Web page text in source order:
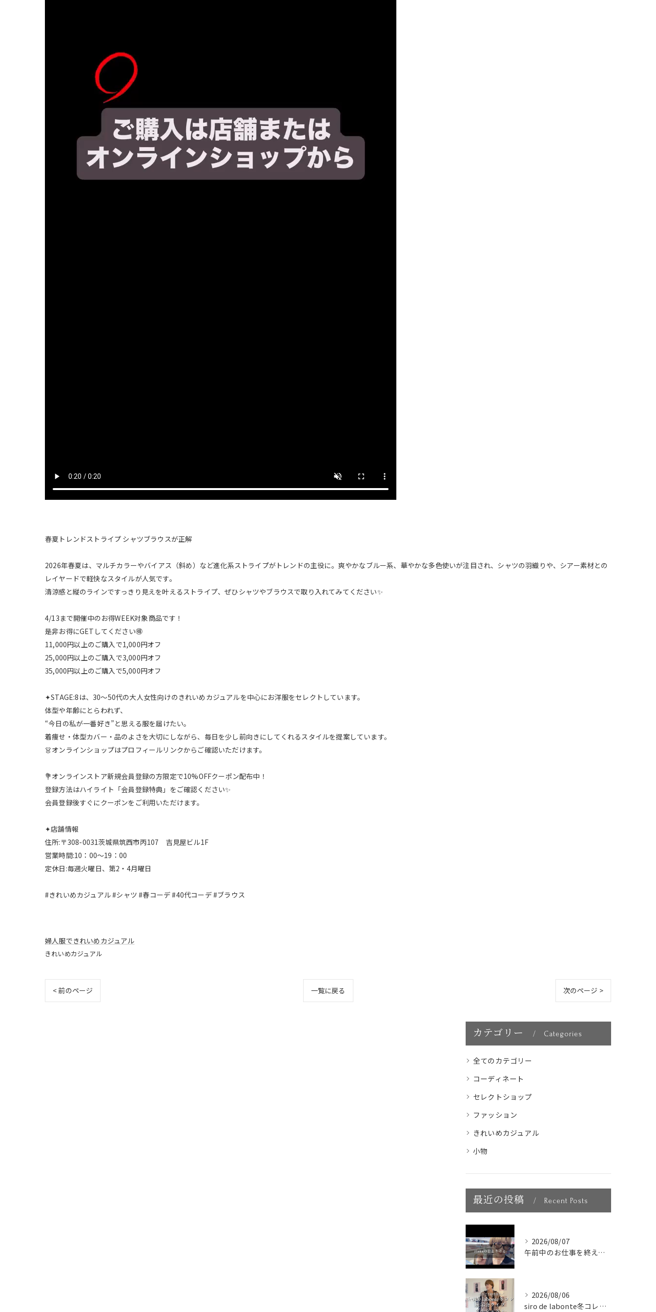
春夏トレンドストライプ シャツブラウスが正解
2026年春夏は、マルチカラーやバイアス（斜め）など進化系ストライプがトレンドの主役に。爽やかなブルー系、華やかな多色使いが注目され、シャツの羽織りや、シアー素材との
レイヤードで軽快なスタイルが人気です。
清涼感と縦のラインですっきり見えを叶えるストライプ、ぜひシャツやブラウスで取り入れてみてください✨
4/13まで開催中のお得WEEK対象商品です！
是非お得にGETしてください🉐
11,000円以上のご購入で1,000円オフ
25,000円以上のご購入で3,000円オフ
35,000円以上のご購入で5,000円オフ
✦STAGE:8は、30〜50代の大人女性向けのきれいめカジュアルを中心にお洋服をセレクトしています。
体型や年齢にとらわれず、
“今日の私が一番好き”と思える服を届けたい。
着痩せ・体型カバー・品のよさを大切にしながら、毎日を少し前向きにしてくれるスタイルを提案しています。
👗オンラインショップはプロフィールリンクからご確認いただけます。
💐オンラインストア新規会員登録の方限定で10%OFFクーポン配布中！
登録方法はハイライト「会員登録特典」をご確認ください✨
会員登録後すぐにクーポンをご利用いただけます。
✦店舗情報
住所:〒308-0031茨城県筑西市丙107 吉見屋ビル1F
営業時間:10：00～19：00
定休日:毎週火曜日、第2・4月曜日
#きれいめカジュアル #シャツ #春コーデ #40代コーデ #ブラウス
婦人服できれいめカジュアル
きれいめカジュアル
< 前のページ 一覧に戻る 次のページ >
カテゴリー Categories
全てのカテゴリー
コーディネート
セレクトショップ
ファッション
きれいめカジュアル
小物
最近の投稿 Recent Posts
2026/08/07
午前中のお仕事を終えて、新大久保へランチに🇰🇷🤍
2026/08/06
siro de labonte冬コレクション展示会ライブダイ...